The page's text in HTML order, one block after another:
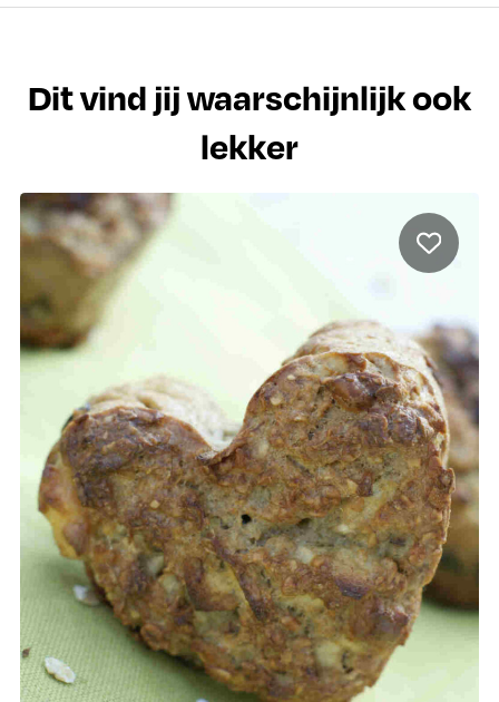
Dit vind jij waarschijnlijk ook
lekker